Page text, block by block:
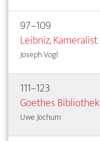
97–109
Leibniz, Kameralist
Joseph Vogl
111–123
Goethes
Uwe Jochum